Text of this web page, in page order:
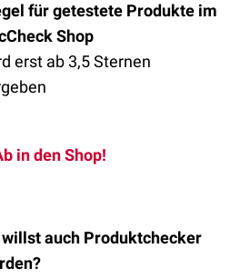
für getestete Produkte im
Shop
erst ab 3,5 Sternen
in den Shop!
willst auch Produktchecker
?